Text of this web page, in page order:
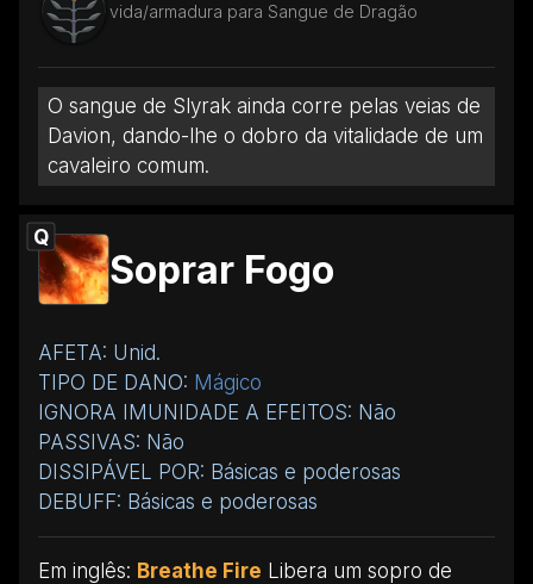
vida/armadura para Sangue de Dragão
O sangue de Slyrak ainda corre pelas veias de
Davion, dando-lhe o dobro da vitalidade de um
cavaleiro comum.
Q
Soprar Fogo
AFETA: Unid.
TIPO DE DANO: Mágico
IGNORA IMUNIDADE A EFEITOS: Não
PASSIVAS: Não
DISSIPÁVEL POR: Básicas e poderosas
DEBUFF: Básicas e poderosas
Em inglês: Breathe Fire Libera um sopro de